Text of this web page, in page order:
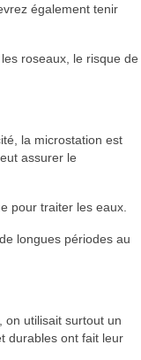
également tenir
roseaux, le risque de
la microstation est
assurer le
pour traiter les eaux.
longues périodes au
on utilisait surtout un
durables ont fait leur